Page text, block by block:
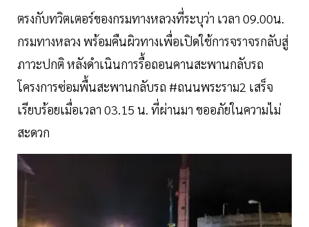
ตรงกับทวิตเตอร์ของกรมทางหลวงที่ระบุว่า เวลา 09.00น.
กรมทางหลวง พร้อมคืนผิวทางเพื่อเปิดใช้การจราจรกลับสู่
ภาวะปกติ หลังดำเนินการรื้อถอนคานสะพานกลับรถ
โครงการซ่อมพื้นสะพานกลับรถ #ถนนพระราม2 เสร็จ
เรียบร้อยเมื่อเวลา 03.15 น. ที่ผ่านมา ขออภัยในความไม่
สะดวก